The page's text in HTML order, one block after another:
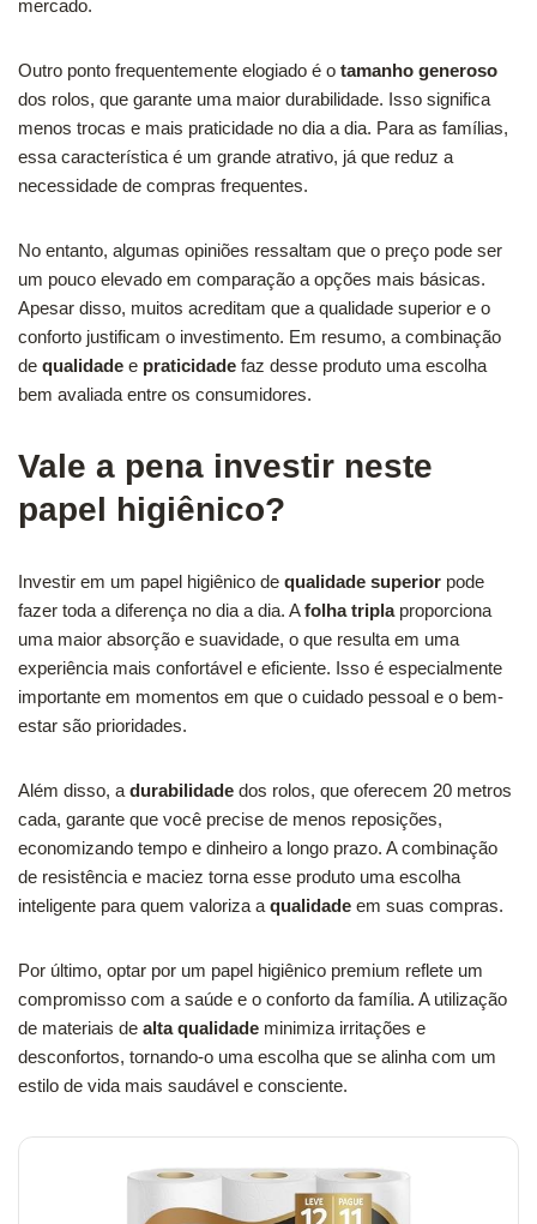
mercado.
Outro ponto frequentemente elogiado é o tamanho generoso
dos rolos, que garante uma maior durabilidade. Isso significa
menos trocas e mais praticidade no dia a dia. Para as famílias,
essa característica é um grande atrativo, já que reduz a
necessidade de compras frequentes.
No entanto, algumas opiniões ressaltam que o preço pode ser
um pouco elevado em comparação a opções mais básicas.
Apesar disso, muitos acreditam que a qualidade superior e o
conforto justificam o investimento. Em resumo, a combinação
de qualidade e praticidade faz desse produto uma escolha
bem avaliada entre os consumidores.
Vale a pena investir neste
papel higiênico?
Investir em um papel higiênico de qualidade superior pode
fazer toda a diferença no dia a dia. Afolha triplaproporciona
uma maior absorção e suavidade, o que resulta em uma
experiência mais confortável e eficiente. Isso é especialmente
importante em momentos em que o cuidado pessoal e o bem-
estar são prioridades.
Além disso, a durabilidade dos rolos, que oferecem 20 metros
cada, garante que você precise de menos reposições,
economizando tempo e dinheiro a longo prazo. A combinação
de resistência e maciez torna esse produto uma escolha
inteligente para quem valoriza a qualidade em suas compras.
Por último, optar por um papel higiênico premium reflete um
compromisso com a saúde e o conforto da família. A utilização
de materiais de alta qualidade minimiza irritações e
desconfortos, tornando-o uma escolha que se alinha com um
estilo de vida mais saudável e consciente.